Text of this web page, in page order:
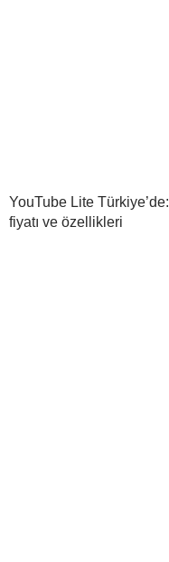
YouTube Lite
fiyatı ve özellikleri